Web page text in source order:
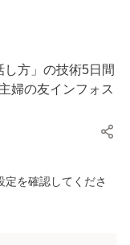
し方」の技術5日間
婦の友インフォス
定を確認してくださ